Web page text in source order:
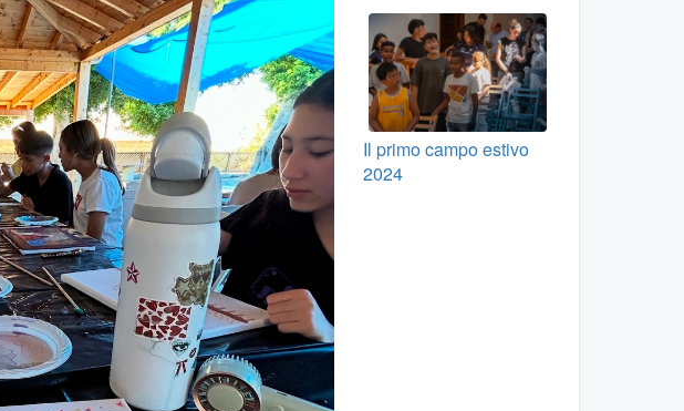
Il primo campo estivo
2024